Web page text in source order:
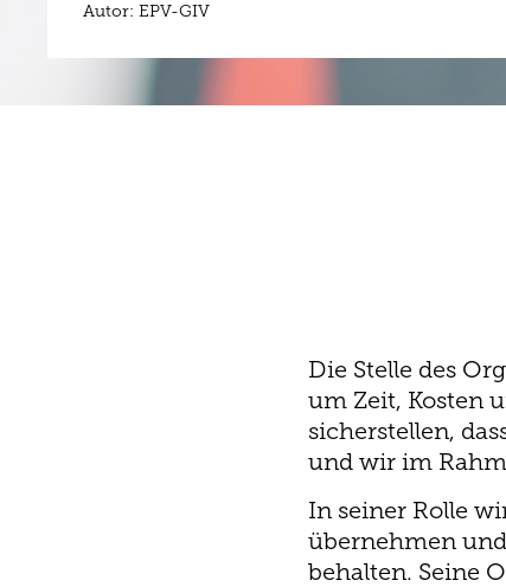
Autor: EPV-GIV
Die Stelle des
um Zeit, Kosten
sicherstellen,
und wir im
In seiner Rolle
übernehmen
behalten. Seine